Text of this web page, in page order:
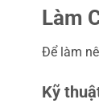
Làm
Để làm
Kỹ